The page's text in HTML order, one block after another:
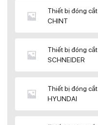
Thiết bị đóng cắt
CHINT
Thiết bị đóng cắt
SCHNEIDER
Thiết bị đóng cắt
HYUNDAI